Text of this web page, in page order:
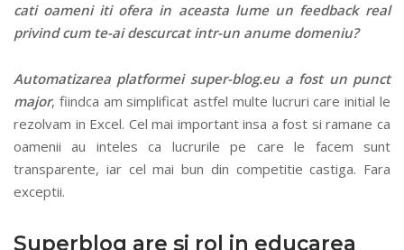
cati oameni iti ofera in aceasta lume un feedback real
privind cum te-ai descurcat intr-un anume domeniu?
Automatizarea platformei super-blog.eu a fost un punct
major, fiindca am simplificat astfel multe lucruri care initial le
rezolvam in Excel. Cel mai important insa a fost si ramane ca
oamenii au inteles ca lucrurile pe care le facem sunt
transparente, iar cel mai bun din competitie castiga. Fara
exceptii.
Superblog are si rol in educarea